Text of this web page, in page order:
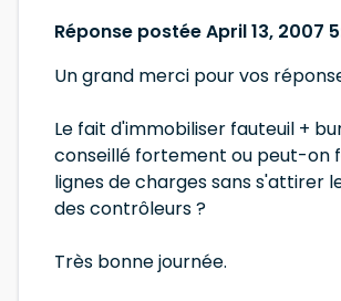
Réponse postée April 13, 2007
Un grand merci pour vos
Le fait d'immobiliser fauteuil +
conseillé fortement ou peut-on
lignes de charges sans s'attirer
des contrôleurs ?
Très bonne journée.